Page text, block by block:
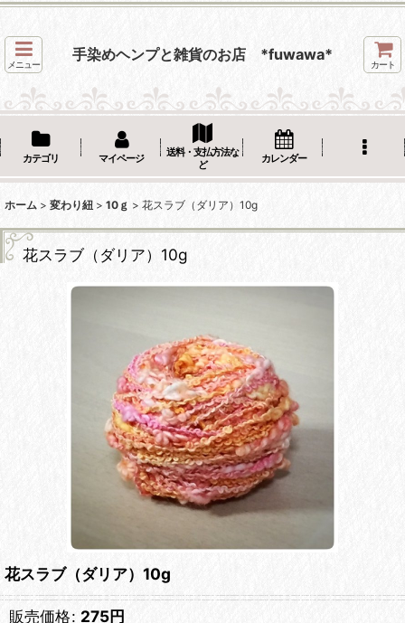
メニュー
手染めヘンプと雑貨のお店 *fuwawa*
カート
カテゴリ マイページ
送料・支払方法な
ど
カレンダー
ホーム > 変わり紐 > 10ｇ > 花スラブ（ダリア）10g
花スラブ（ダリア）10g
花スラブ（ダリア）10g
販売価格: 275円